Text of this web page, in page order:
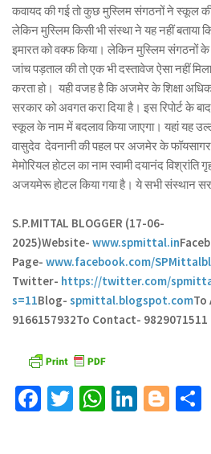
कवायद की गई तो कुछ मुस्लिम संगठनों ने स्कूल की
लेकिन मुस्लिम किसी भी संस्था ने यह नहीं बताया
इमारत को वक्फ किया। लेकिन मुस्लिम संगठनों के
जांच पड़ताल की तो एक भी दस्तावेज ऐसा नहीं
करता हो। यही वजह है कि अजमेर के शिक्षा
सरकार को अवगत करा दिया है। इस रिपोर्ट के
स्कूल के नाम में बदलाव किया जाएगा। यहां यह
वासुदेव देवनानी की पहल पर अजमेर के
मेमोरियल होटल का नाम स्वामी दयानंद विश्रांति
अजयमेरू होटल किया गया है। ये सभी संस्थान
S.P.MITTAL BLOGGER (17-06-
2025)Website- www.spmittal.in
Page- www.facebook.com/
Twitter- https://twitter.com/
s=11Blog- spmittal.blogspot.comTo
9166157932To Contact- 9829071511
Facebook
TwitterWhatsApp
LinkedIn